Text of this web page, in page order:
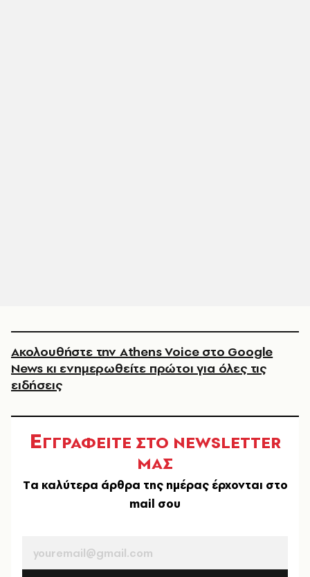
Ακολουθήστε την Athens Voice στο Google
News κι ενημερωθείτε πρώτοι για όλες τις
ειδήσεις
ΕΓΓΡΑΦΕΙΤΕ ΣΤΟ NEWSLETTER
ΜΑΣ
Tα καλύτερα άρθρα της ημέρας έρχονται στο
mail σου